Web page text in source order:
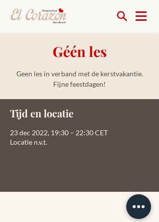
Géén les
Geen les in verband met de kerstvakantie.
Fijne feestdagen!
Tijd en locatie
23 dec 2022, 19:30 – 22:30 CET
Locatie n.v.t.